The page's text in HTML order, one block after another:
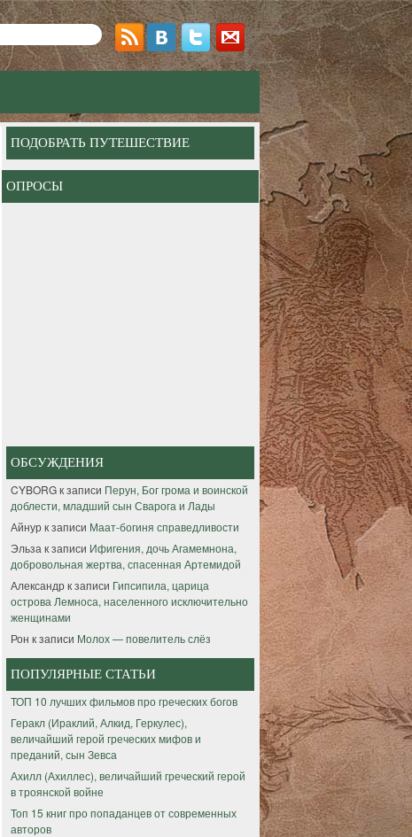
ПОДОБРАТЬ ПУТЕШЕСТВИЕ
ОПРОСЫ
ОБСУЖДЕНИЯ
CYBORGк записи Перун, Бог грома и воинской
доблести, младший сын Сварога и Лады
Айнурк записи Маат-богиня справедливости
Эльза к записи Ифигения, дочь Агамемнона,
добровольная жертва, спасенная Артемидой
Александрк записи Гипсипила, царица
острова Лемноса, населенного исключительно
женщинами
Рон к записи Молох — повелитель слёз
ПОПУЛЯРНЫЕ СТАТЬИ
ТОП 10 лучших фильмов про греческих богов
Геракл (Ираклий, Алкид, Геркулес),
величайший герой греческих мифов и
преданий, сын Зевса
Ахилл (Ахиллес), величайший греческий герой
в троянской войне
Топ 15 книг про попаданцев от современных
авторов